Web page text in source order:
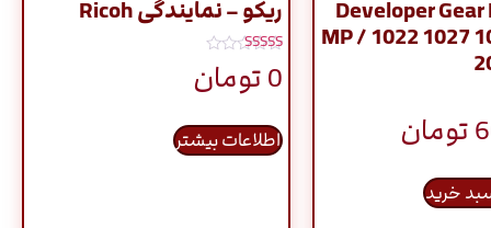
Developer Gear
MP / 1022 1027
تومان
خرید
ریکو – نمایندگی Ricoh
نمره
5.00
از 5
0تومان
اطلاعات بیشتر